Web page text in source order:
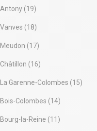
Antony (19)
Vanves (18)
Meudon (17)
Châtillon (16)
La Garenne-Colombes (15)
Bois-Colombes (14)
Bourg-la-Reine (11)